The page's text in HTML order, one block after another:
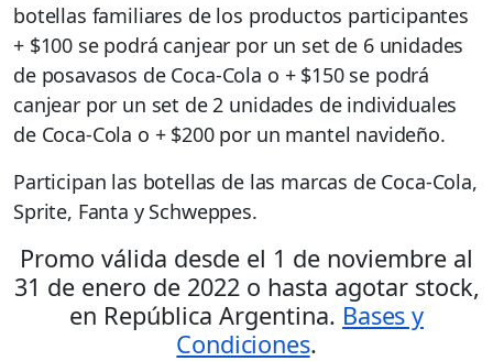
botellas familiares de los productos participantes
+ $100 se podrá canjear por un set de 6 unidades
de posavasos de Coca-Cola o + $150 se podrá
canjear por un set de 2 unidades de individuales
de Coca-Cola o + $200 por un mantel navideño.
Participan las botellas de las marcas de Coca-Cola,
Sprite, Fanta y Schweppes.
Promo válida desde el 1 de noviembre al
31 de enero de 2022 o hasta agotar stock,
en República Argentina. Bases y
Condiciones.